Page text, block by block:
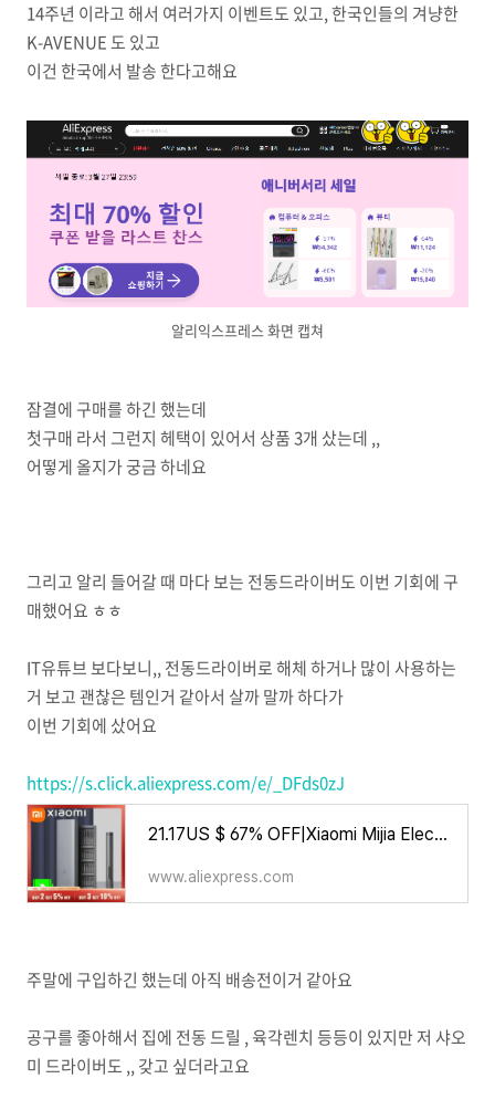
14주년 이라고 해서 여러가지 이벤트도 있고, 한국인들의 겨냥한
K-AVENUE 도 있고
이건 한국에서 발송 한다고해요
알리익스프레스 화면 캡쳐
잠결에 구매를 하긴 했는데
첫구매 라서 그런지 헤택이 있어서 상품 3개 샀는데 ,,
어떻게 올지가 궁금 하네요
그리고 알리 들어갈 때 마다 보는 전동드라이버도 이번 기회에 구
매했어요 ㅎㅎ
IT유튜브 보다보니,, 전동드라이버로 해체 하거나 많이 사용하는
거 보고 괜찮은 템인거 같아서 살까 말까 하다가
이번 기회에 샀어요
https://s.click.aliexpress.com/e/_DFds0zJ
21.17US $ 67% OFF|Xiaomi Mijia Electric Precision Screwdriver Magnetic Kit with 24 PCS Screw Heads Power Tools Sets for Smart Ho
www.aliexpress.com
주말에 구입하긴 했는데 아직 배송전이거 같아요
공구를 좋아해서 집에 전동 드릴 , 육각렌치 등등이 있지만 저 샤오
미 드라이버도 ,, 갖고 싶더라고요